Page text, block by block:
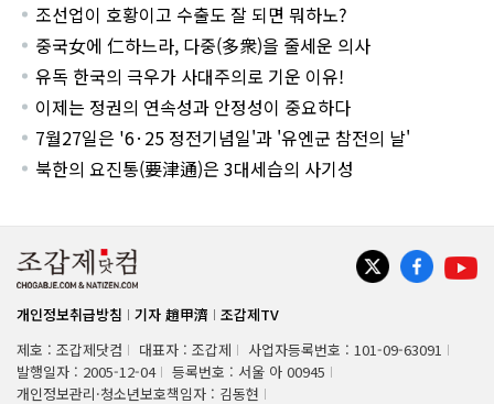
조선업이 호황이고 수출도 잘 되면 뭐하노?
중국女에 仁하느라, 다중(多衆)을 줄세운 의사
유독 한국의 극우가 사대주의로 기운 이유!
이제는 정권의 연속성과 안정성이 중요하다
7월27일은 '6·25 정전기념일'과 '유엔군 참전의 날'
북한의 요진통(要津通)은 3대세습의 사기성
개인정보취급방침 기자 趙甲濟
조갑제TV
제호 : 조갑제닷컴
대표자 : 조갑제
사업자등록번호 : 101-09-63091
발행일자 : 2005-12-04
등록번호 : 서울 아 00945
개인정보관리·청소년보호책임자 : 김동현